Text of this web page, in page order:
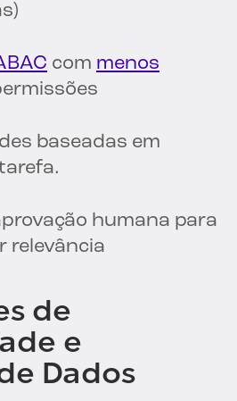
com menos
baseadas em
humana para
relevância
de
e
Dados